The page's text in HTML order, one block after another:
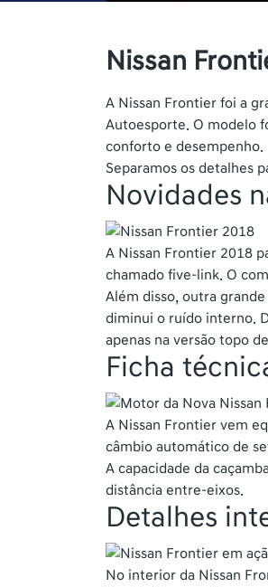
Nissan
A Nissan Frontier foi a
Autoesporte. O modelo
conforto e desempenho.
Separamos os detalhes
Novidades
A Nissan Frontier 2018
chamado five-link. O
Além disso, outra
diminui o ruído interno.
apenas na versão topo
Ficha
A Nissan Frontier vem
câmbio automático de
A capacidade da
distância entre-eixos.
Detalhes
No interior da Nissan